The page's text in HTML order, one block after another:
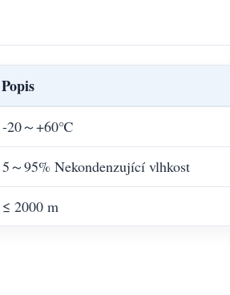
Popis
-20～+60℃
5～95% Nekondenzující vlhkost
≤ 2000 m